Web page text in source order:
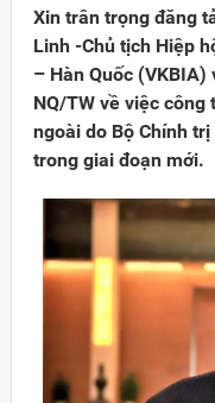
Xin trân trọng đăng
Linh -Chủ tịch Hiệp
– Hàn Quốc
NQ/TW về việc
ngoài do Bộ Chính
trong giai đoạn mới.